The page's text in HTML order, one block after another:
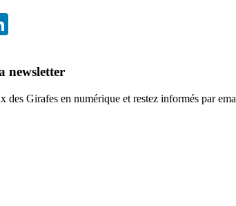
newsletter
des Girafes en numérique et restez informés par